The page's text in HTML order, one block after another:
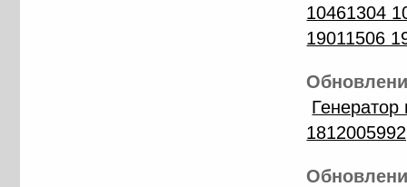
10461304
19011506